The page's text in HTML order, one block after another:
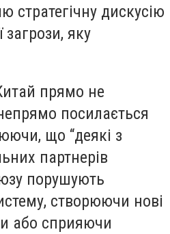
стратегічну дискусію
яку
прямо не
посилається
що “деякі з
партнерів
порушують
створюючи нові
або сприяючи